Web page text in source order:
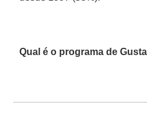
Qual é o programa de